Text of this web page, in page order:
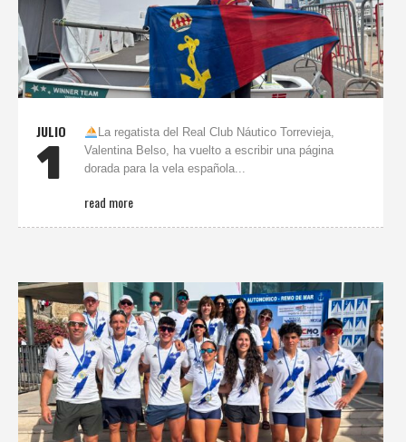
JULIO
1
La regatista del Real Club Náutico Torrevieja,
Valentina Belso, ha vuelto a escribir una página
dorada para la vela española...
read more